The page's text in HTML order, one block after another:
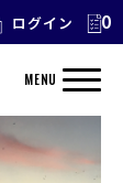
ログイン 0
MENU